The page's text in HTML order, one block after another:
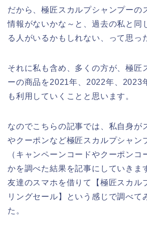
だから、極匠スカルプシャンプーの
情報がないかな～と、過去の私と同
る人がいるかもしれない、って思っ
それに私も含め、多くの方が、極匠
ーの商品を2021年、2022年、2023
も利用していくことと思います。
なのでこちらの記事では、私自身が
やクーポンなど極匠スカルプシャン
（キャンペーンコードやクーポンコ
かを調べた結果を記事にしていきま
友達のスマホを借りて【極匠スカル
リングセール】という感じで調べて
た。